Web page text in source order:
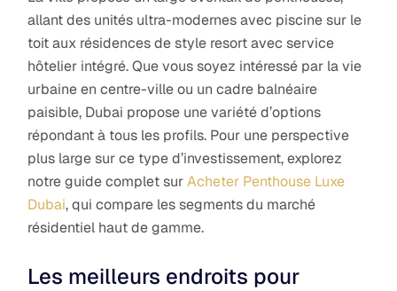
allant des unités ultra-modernes avec piscine sur le
toit aux résidences de style resort avec service
hôtelier intégré. Que vous soyez intéressé par la vie
urbaine en centre-ville ou un cadre balnéaire
paisible, Dubai propose une variété d’options
répondant à tous les profils. Pour une perspective
plus large sur ce type d’investissement, explorez
notre guide complet surAcheter Penthouse Luxe
Dubai, qui compare les segments du marché
résidentiel haut de gamme.
Les meilleurs endroits pour